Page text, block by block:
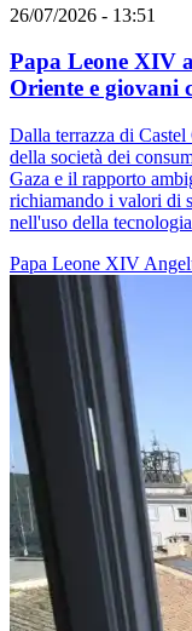
26/07/2026 - 13:51
Papa Leone XIV
Oriente e giovani
Dalla terrazza di
della società dei
Gaza e il rapporto
richiamando i valori di
nell'uso della
Papa Leone XIV